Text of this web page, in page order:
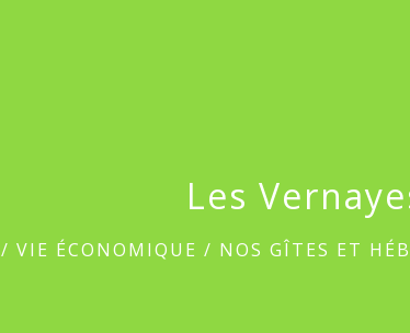
Les
/VIE ÉCONOMIQUE / NOS GÎTES ET